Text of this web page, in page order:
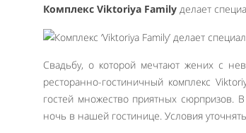
Комплекс Viktoriya Family делает
Свадьбу, о которой мечтают жених с
ресторанно-гостиничный комплекс
гостей множество приятных сюрпризов.
ночь в нашей гостинице. Условия